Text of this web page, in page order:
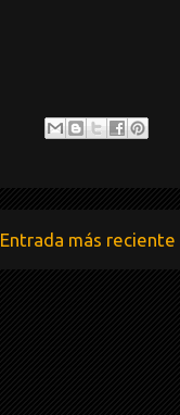
Entrada más reciente